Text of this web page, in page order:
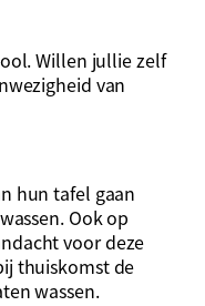
Willen jullie zelf
van
hun tafel gaan
Ook op
voor deze
thuiskomst de
wassen.